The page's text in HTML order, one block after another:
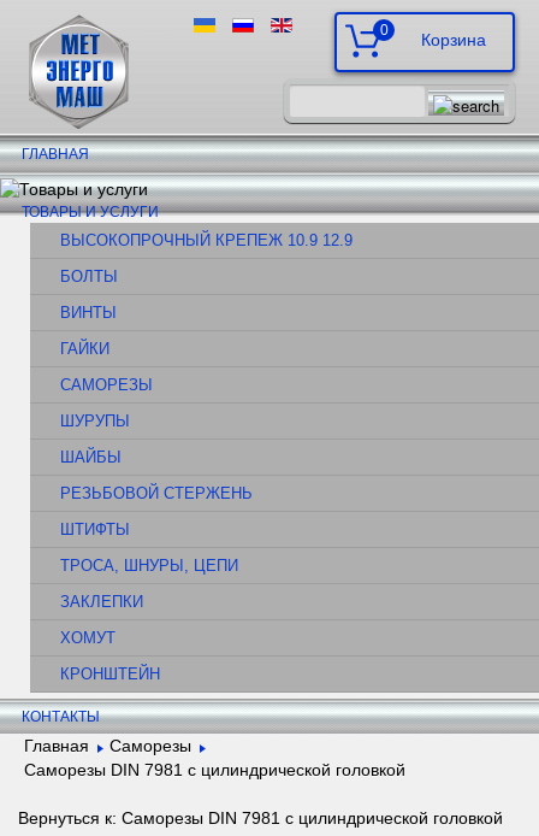
0
ГЛАВНАЯ
ТОВАРЫ И УСЛУГИ
ВЫСОКОПРОЧНЫЙ КРЕПЕЖ 10.9 12.9
БОЛТЫ
ВИНТЫ
ГАЙКИ
САМОРЕЗЫ
ШУРУПЫ
ШАЙБЫ
РЕЗЬБОВОЙ СТЕРЖЕНЬ
ШТИФТЫ
ТРОСА, ШНУРЫ, ЦЕПИ
ЗАКЛЕПКИ
ХОМУТ
КРОНШТЕЙН
КОНТАКТЫ
Главная
Саморезы
Саморезы DIN 7981 с цилиндрической головкой
Вернуться к: Саморезы DIN 7981 с цилиндрической головкой